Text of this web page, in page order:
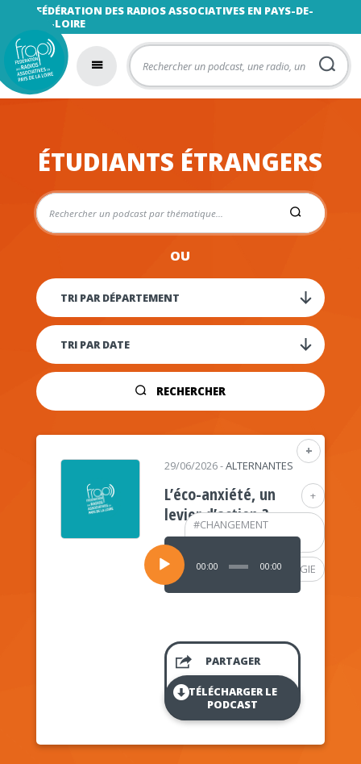
FÉDÉRATION DES RADIOS ASSOCIATIVES EN PAYS-DE-
LA-LOIRE
ÉTUDIANTS ÉTRANGERS
OU
RECHERCHER
+
+
#CHANGEMENT
CLIMATIQUE
#PSYCHOLOGIE
29/06/2026-ALTERNANTES
L’éco-anxiété, un
levier d’action ?
Lecteur
audio
00:00 00:00
PARTAGER
TÉLÉCHARGER LE
PODCAST